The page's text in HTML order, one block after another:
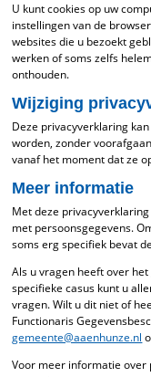
U kunt cookies op uw
instellingen van de
websites die u bezoekt
werken of soms zelfs
onthouden.
Wijziging
Deze privacyverklaring
worden, zonder
vanaf het moment dat ze
Meer informatie
Met deze
met persoonsgegevens.
soms erg specifiek bevat
Als u vragen heeft over
specifieke casus kunt u
vragen. Wilt u dit niet of
Functionaris
gemeente@aaenhunze.nl
Voor meer informatie over